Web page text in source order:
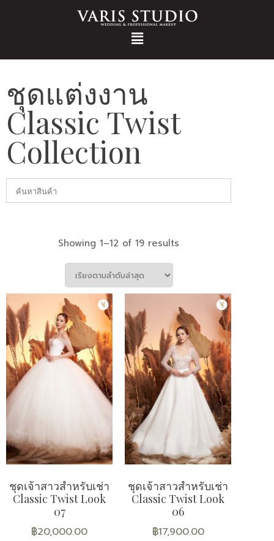
ชุดแต่งงาน
Classic Twist
Collection
Showing 1–12 of 19 results
ชุดเจ้าสาวสำหรับเช่า
Classic Twist Look
07
฿20,000.00
ชุดเจ้าสาวสำหรับเช่า
Classic Twist Look
06
฿17,900.00